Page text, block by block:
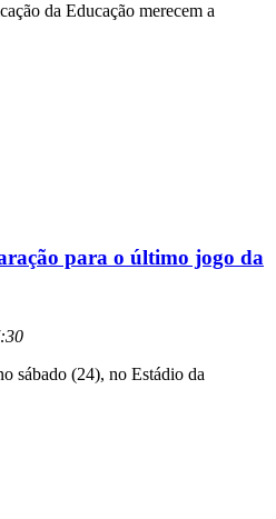
da Educação merecem a
para o último jogo da
sábado (24), no Estádio da